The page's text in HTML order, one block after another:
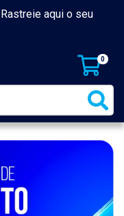
Rastreie aqui o seu
0